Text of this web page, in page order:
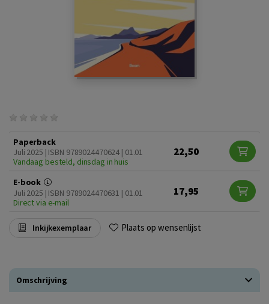
Paperback
Juli 2025 | ISBN 9789024470624 | 01.01
Vandaag besteld, dinsdag in huis
22,50
E-book
Juli 2025 | ISBN 9789024470631 | 01.01
Direct via e-mail
17,95
Inkijkexemplaar Plaats op wensenlijst
Omschrijving